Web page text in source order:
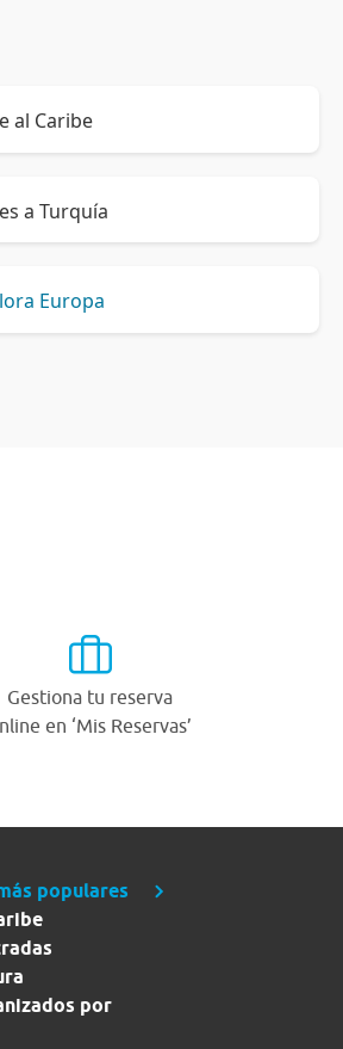
al Caribe
a Turquía
Europa
Gestiona tu reserva
en ‘Mis Reservas’
populares
por